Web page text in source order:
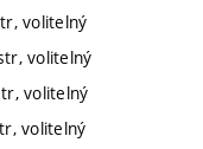
volitelný
volitelný
volitelný
volitelný